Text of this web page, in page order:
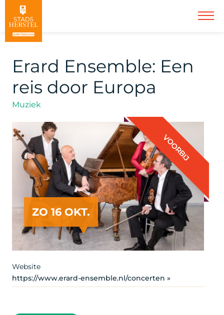
Erard Ensemble: Een
reis door Europa
Muziek
ZO 16 OKT.
VOORBIJ
Copyright Bas Uterwijk 2018
Website
https://www.erard-ensemble.nl/concerten »